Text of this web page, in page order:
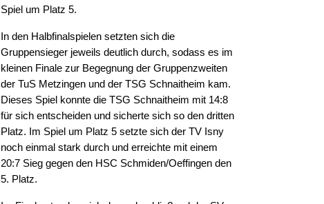
Spiel um Platz 5.
In den Halbfinalspielen setzten sich die
Gruppensieger jeweils deutlich durch, sodass es im
kleinen Finale zur Begegnung der Gruppenzweiten
der TuS Metzingen und der TSG Schnaitheim kam.
Dieses Spiel konnte die TSG Schnaitheim mit 14:8
für sich entscheiden und sicherte sich so den dritten
Platz. Im Spiel um Platz 5 setzte sich der TV Isny
noch einmal stark durch und erreichte mit einem
20:7 Sieg gegen den HSC Schmiden/Oeffingen den
5. Platz.